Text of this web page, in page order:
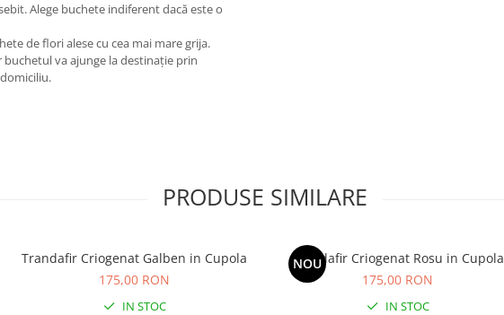
Alege buchete indiferent dacă este o
de flori alese cu cea mai mare grija.
va ajunge la destinație prin
PRODUSE SIMILARE
Trandafir Criogenat Galben in Cupola
175,00 RON
IN STOC
NOU
Trandafir Criogenat Rosu in Cupola
175,00 RON
IN STOC